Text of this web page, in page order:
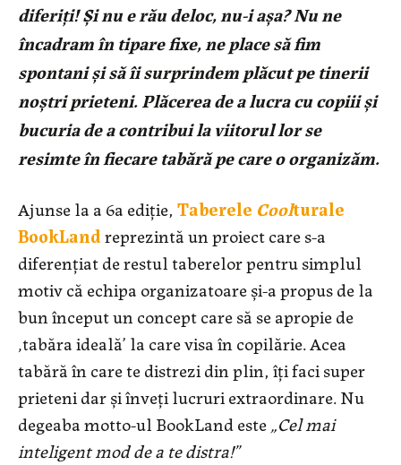
diferiți! Și nu e rău deloc, nu-i așa? Nu ne
încadram în tipare fixe, ne place să fim
spontani și să îi surprindem plăcut pe tinerii
noștri prieteni. Plăcerea de a lucra cu copiii și
bucuria de a contribui la viitorul lor se
resimte în fiecare tabără pe care o organizăm.
Ajunse la a 6a ediţie, Taberele Coolturale
BookLandreprezintă un proiect care s-a
diferențiat de restul taberelor pentru simplul
motiv că echipa organizatoare și-a propus de la
bun început un concept care să se apropie de
‚tabăra ideală’ la care visa în copilărie. Acea
tabără în care te distrezi din plin, îți faci super
prieteni dar și înveți lucruri extraordinare. Nu
degeaba motto-ul BookLand este„Cel mai
inteligent mod de a te distra!”